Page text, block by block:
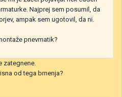
Najprej sem posumil, da
ampak sem ugotovil, da ni.
pnevmatik?
zategnene.
od tega brnenja?